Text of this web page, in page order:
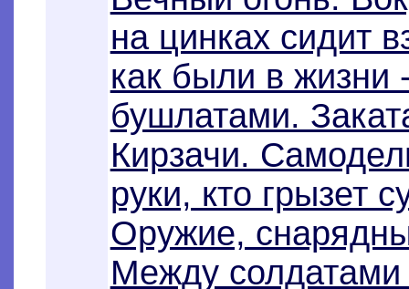
на цинках сидит
как были в жизни
бушлатами.
Кирзачи.
руки, кто грызет
Оружие,
Между солдатами